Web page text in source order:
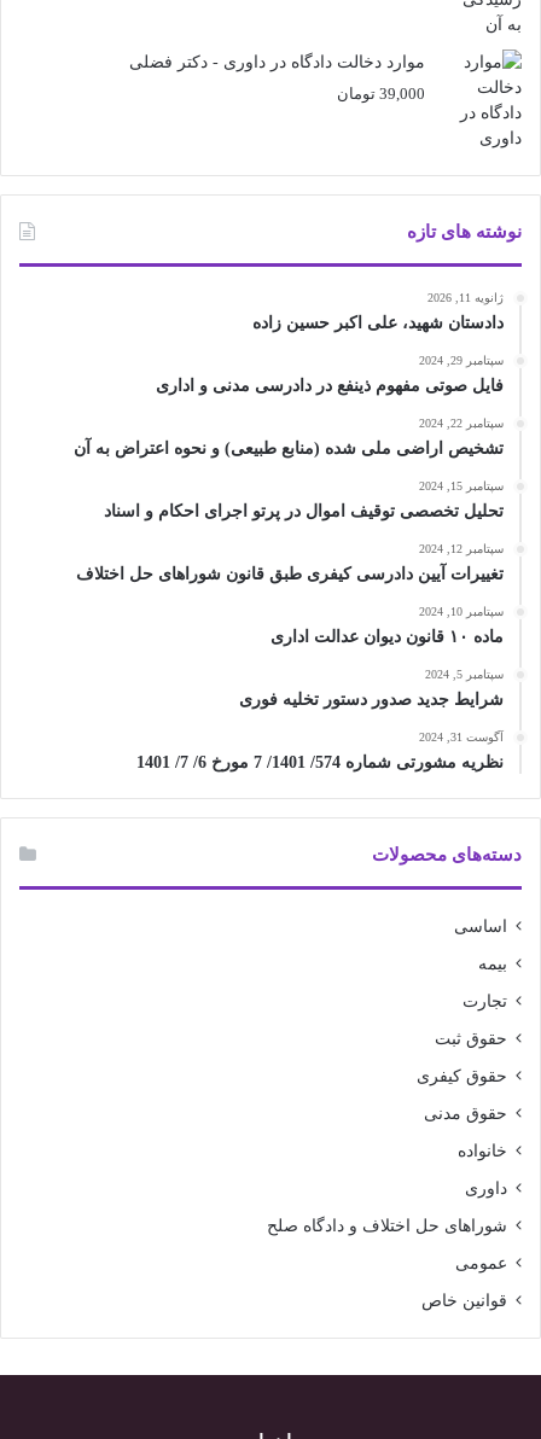
موارد دخالت دادگاه در داوری - دکتر فضلی
39,000 تومان
نوشته های تازه
ژانویه 11, 2026
دادستان شهید، علی اکبر حسین زاده
سپتامبر 29, 2024
فایل صوتی مفهوم ذینفع در دادرسی مدنی و اداری
سپتامبر 22, 2024
تشخیص اراضی ملی شده (منابع طبیعی) و نحوه اعتراض به آن
سپتامبر 15, 2024
تحلیل تخصصی توقیف اموال در پرتو اجرای احکام و اسناد
سپتامبر 12, 2024
تغییرات آیین دادرسی کیفری طبق قانون شوراهای حل اختلاف
سپتامبر 10, 2024
ماده ۱۰ قانون دیوان عدالت اداری
سپتامبر 5, 2024
شرایط جدید صدور دستور تخلیه فوری
آگوست 31, 2024
نظریه مشورتی شماره 574/ 1401/ 7 مورخ 6/ 7/ 1401
دسته‌های محصولات
اساسی
بیمه
تجارت
حقوق ثبت
حقوق کیفری
حقوق مدنی
خانواده
داوری
شوراهای حل اختلاف و دادگاه صلح
عمومی
قوانین خاص